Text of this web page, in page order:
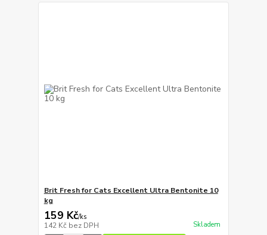
Brit Fresh for Cats Excellent Ultra Bentonite 10
kg
159 Kč/ks
142 Kč bez DPH Skladem